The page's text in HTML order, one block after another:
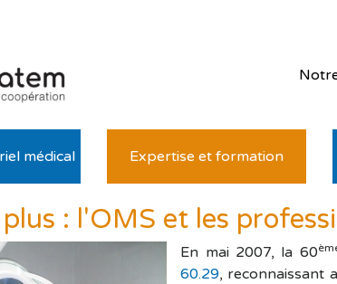
médical Expertise et formation
: l'OMS et les
En mai 2007, la 60
60.29, reconnaissant